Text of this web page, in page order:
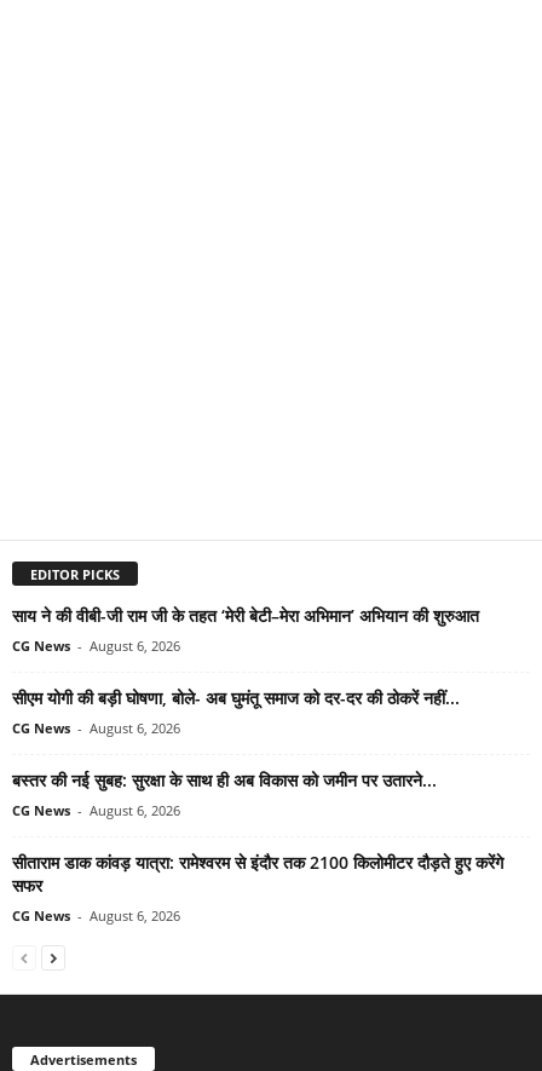
EDITOR PICKS
साय ने की वीबी-जी राम जी के तहत ‘मेरी बेटी–मेरा अभिमान’ अभियान की शुरुआत
CG News - August 6, 2026
सीएम योगी की बड़ी घोषणा, बोले- अब घुमंतू समाज को दर-दर की ठोकरें नहीं...
CG News - August 6, 2026
बस्तर की नई सुबह: सुरक्षा के साथ ही अब विकास को जमीन पर उतारने...
CG News - August 6, 2026
सीताराम डाक कांवड़ यात्रा: रामेश्वरम से इंदौर तक 2100 किलोमीटर दौड़ते हुए करेंगे
सफर
CG News - August 6, 2026
Advertisements